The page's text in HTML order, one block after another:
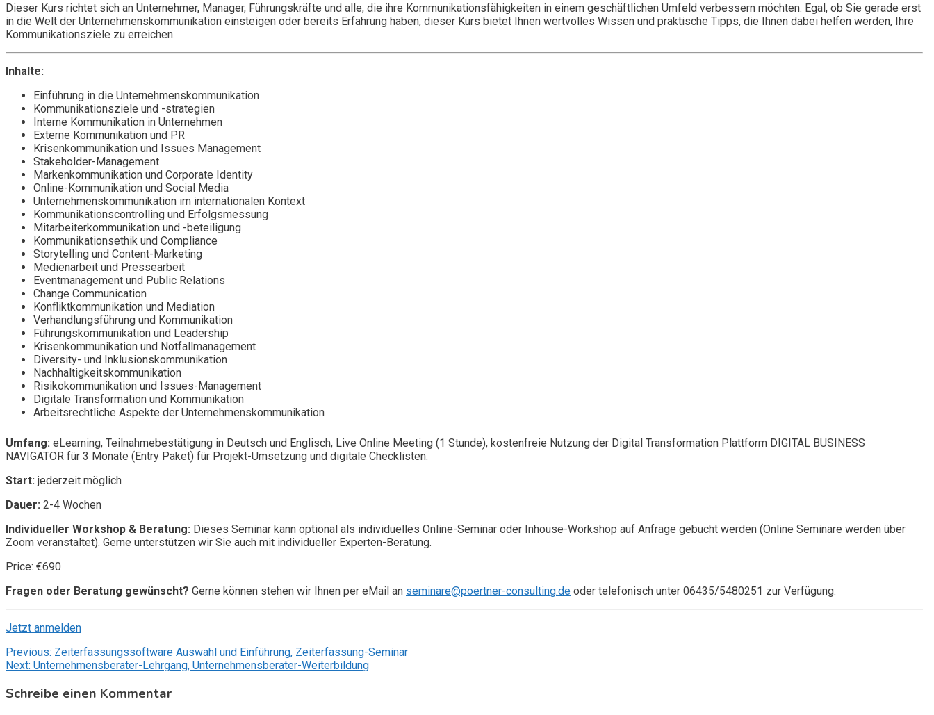
Dieser Kurs richtet sich an Unternehmer, Manager, Führungskräfte und alle, die ihre Kommunikationsfähigkeiten in einem geschäftlichen Umfeld verbessern möchten. Egal, ob Sie gerade erst
in die Welt der Unternehmenskommunikation einsteigen oder bereits Erfahrung haben, dieser Kurs bietet Ihnen wertvolles Wissen und praktische Tipps, die Ihnen dabei helfen werden, Ihre
Kommunikationsziele zu erreichen.
Inhalte:
Einführung in die Unternehmenskommunikation
Kommunikationsziele und -strategien
Interne Kommunikation in Unternehmen
Externe Kommunikation und PR
Krisenkommunikation und Issues Management
Stakeholder-Management
Markenkommunikation und Corporate Identity
Online-Kommunikation und Social Media
Unternehmenskommunikation im internationalen Kontext
Kommunikationscontrolling und Erfolgsmessung
Mitarbeiterkommunikation und -beteiligung
Kommunikationsethik und Compliance
Storytelling und Content-Marketing
Medienarbeit und Pressearbeit
Eventmanagement und Public Relations
Change Communication
Konfliktkommunikation und Mediation
Verhandlungsführung und Kommunikation
Führungskommunikation und Leadership
Krisenkommunikation und Notfallmanagement
Diversity- und Inklusionskommunikation
Nachhaltigkeitskommunikation
Risikokommunikation und Issues-Management
Digitale Transformation und Kommunikation
Arbeitsrechtliche Aspekte der Unternehmenskommunikation
Umfang: eLearning, Teilnahmebestätigung in Deutsch und Englisch, Live Online Meeting (1 Stunde), kostenfreie Nutzung der Digital Transformation Plattform DIGITAL BUSINESS
NAVIGATOR für 3 Monate (Entry Paket) für Projekt-Umsetzung und digitale Checklisten.
Start: jederzeit möglich
Dauer: 2-4 Wochen
Individueller Workshop & Beratung: Dieses Seminar kann optional als individuelles Online-Seminar oder Inhouse-Workshop auf Anfrage gebucht werden (Online Seminare werden über
Zoom veranstaltet). Gerne unterstützen wir Sie auch mit individueller Experten-Beratung.
Price: €690
Fragen oder Beratung gewünscht? Gerne können stehen wir Ihnen per eMail an seminare@poertner-consulting.de oder telefonisch unter 06435/5480251 zur Verfügung.
Jetzt anmelden
Beitragsnavigation
Previous: Zeiterfassungssoftware Auswahl und Einführung, Zeiterfassung-Seminar
Next: Unternehmensberater-Lehrgang, Unternehmensberater-Weiterbildung
Schreibe einen Kommentar